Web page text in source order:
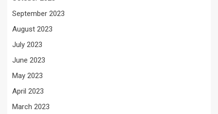
September 2023
August 2023
July 2023
June 2023
May 2023
April 2023
March 2023